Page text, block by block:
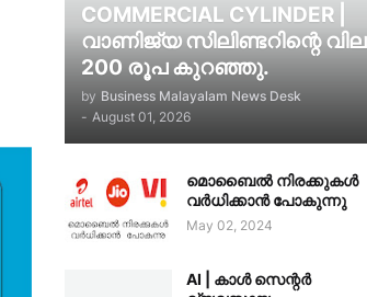
COMMERCIAL CYLINDER |
വാണിജ്യ സിലിണ്ടറിന്റെ വില
200 രൂപ കുറഞ്ഞു.
by Business Malayalam News Desk
- August 01, 2026
മൊബൈൽ നിരക്കുകൾ
വർധിക്കാൻ പോകുന്നു
May 02, 2024
AI | കാൾ സെന്റർ